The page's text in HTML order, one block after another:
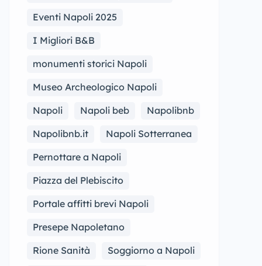
Eventi Napoli 2025
I Migliori B&B
monumenti storici Napoli
Museo Archeologico Napoli
Napoli
Napoli beb
Napolibnb
Napolibnb.it
Napoli Sotterranea
Pernottare a Napoli
Piazza del Plebiscito
Portale affitti brevi Napoli
Presepe Napoletano
Rione Sanità
Soggiorno a Napoli